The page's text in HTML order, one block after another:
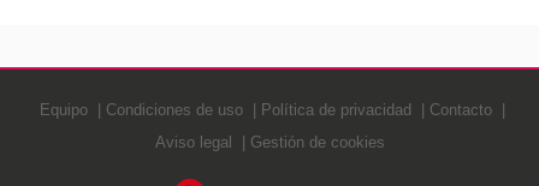
Equipo Condiciones de uso Política de privacidad
Contacto
Aviso legal
Gestión de cookies